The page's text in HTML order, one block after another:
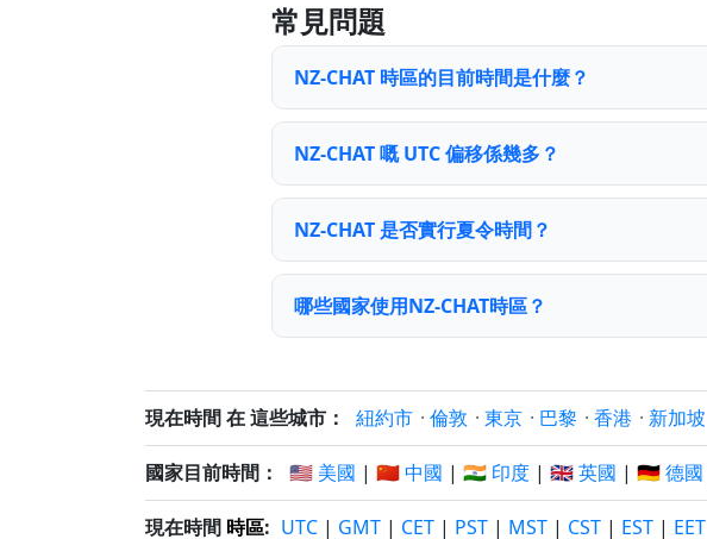
常見問題
NZ-CHAT 時區的目前時間是什麼？
NZ-CHAT 嘅 UTC 偏移係幾多？
NZ-CHAT 是否實行夏令時間？
哪些國家使用NZ-CHAT時區？
現在時間 在 這些城市： 紐約市 · 倫敦 · 東京 · 巴黎 · 香港 · 新加坡
國家目前時間： 🇺🇸 美國 | 🇨🇳 中國 | 🇮🇳 印度 | 🇬🇧 英國 | 🇩🇪 德國
現在時間 時區: UTC | GMT | CET | PST | MST | CST | EST | EET